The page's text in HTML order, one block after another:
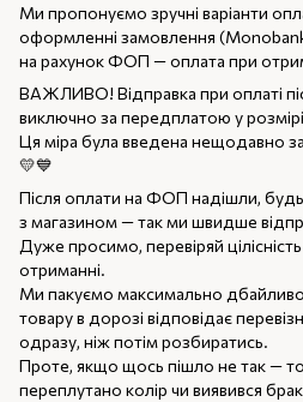
Ми пропонуємо зручні варіанти
оформленні замовлення
на рахунок ФОП — оплата при
ВАЖЛИВО! Відправка при оплаті
виключно за передплатою у
Ця міра була введена нещодавно
💛💙
Після оплати на ФОП надішли, будь
з магазином — так ми швидше
Дуже просимо, перевіряй
отриманні.
Ми пакуємо максимально
товару в дорозі відповідає
одразу, ніж потім розбиратись.
Проте, якщо щось пішло не так —
переплутано колір чи виявився